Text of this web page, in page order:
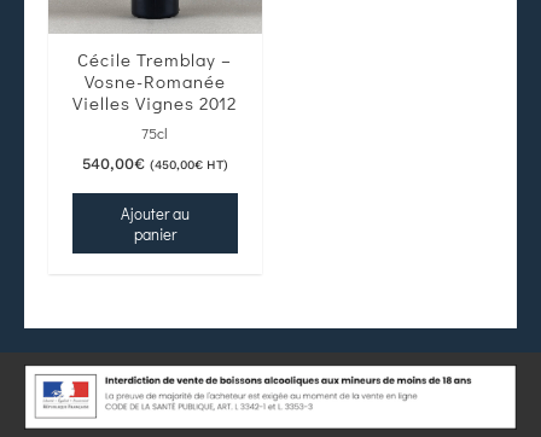
Cécile Tremblay –
Vosne-Romanée
Vielles Vignes 2012
75cl
540,00€ (450,00€HT)
Ajouter au
panier